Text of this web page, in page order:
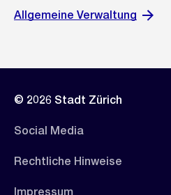
Allgemeine Verwaltung
© 2026 Stadt Zürich
Social Media
Rechtliche Hinweise
Impressum